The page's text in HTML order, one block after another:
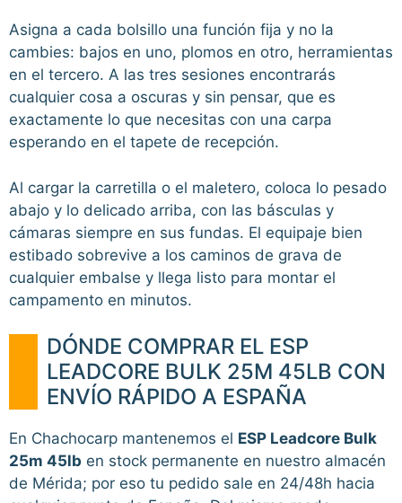
Asigna a cada bolsillo una función fija y no la
cambies: bajos en uno, plomos en otro, herramientas
en el tercero. A las tres sesiones encontrarás
cualquier cosa a oscuras y sin pensar, que es
exactamente lo que necesitas con una carpa
esperando en el tapete de recepción.
Al cargar la carretilla o el maletero, coloca lo pesado
abajo y lo delicado arriba, con las básculas y
cámaras siempre en sus fundas. El equipaje bien
estibado sobrevive a los caminos de grava de
cualquier embalse y llega listo para montar el
campamento en minutos.
DÓNDE COMPRAR EL ESP
LEADCORE BULK 25M 45LB CON
ENVÍO RÁPIDO A ESPAÑA
En Chachocarp mantenemos el ESP Leadcore Bulk
25m 45lb en stock permanente en nuestro almacén
de Mérida; por eso tu pedido sale en 24/48h hacia